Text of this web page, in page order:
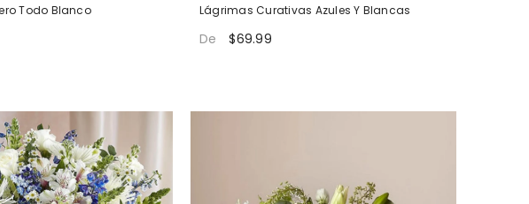
Todo Blanco Lágrimas Curativas Azules Y Blancas
De $69.99